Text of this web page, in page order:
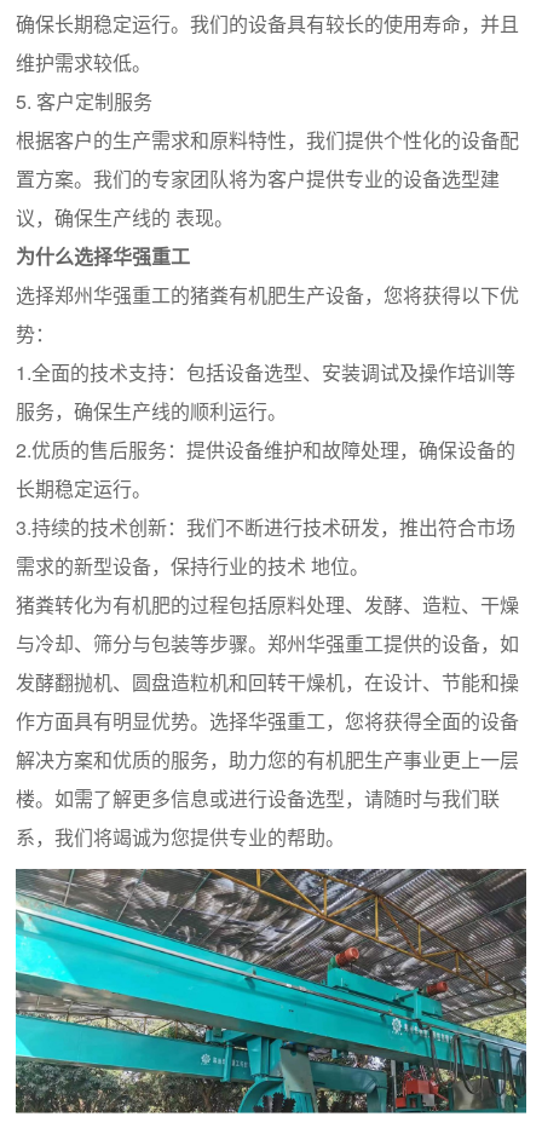
确保长期稳定运行。我们的设备具有较长的使用寿命，并且
维护需求较低。
5. 客户定制服务
根据客户的生产需求和原料特性，我们提供个性化的设备配
置方案。我们的专家团队将为客户提供专业的设备选型建
议，确保生产线的 表现。
为什么选择华强重工
选择郑州华强重工的猪粪有机肥生产设备，您将获得以下优
势：
1.全面的技术支持：包括设备选型、安装调试及操作培训等
服务，确保生产线的顺利运行。
2.优质的售后服务：提供设备维护和故障处理，确保设备的
长期稳定运行。
3.持续的技术创新：我们不断进行技术研发，推出符合市场
需求的新型设备，保持行业的技术 地位。
猪粪转化为有机肥的过程包括原料处理、发酵、造粒、干燥
与冷却、筛分与包装等步骤。郑州华强重工提供的设备，如
发酵翻抛机、圆盘造粒机和回转干燥机，在设计、节能和操
作方面具有明显优势。选择华强重工，您将获得全面的设备
解决方案和优质的服务，助力您的有机肥生产事业更上一层
楼。如需了解更多信息或进行设备选型，请随时与我们联
系，我们将竭诚为您提供专业的帮助。